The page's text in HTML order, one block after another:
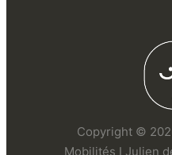
Copyright ©
Mobilités I Julien